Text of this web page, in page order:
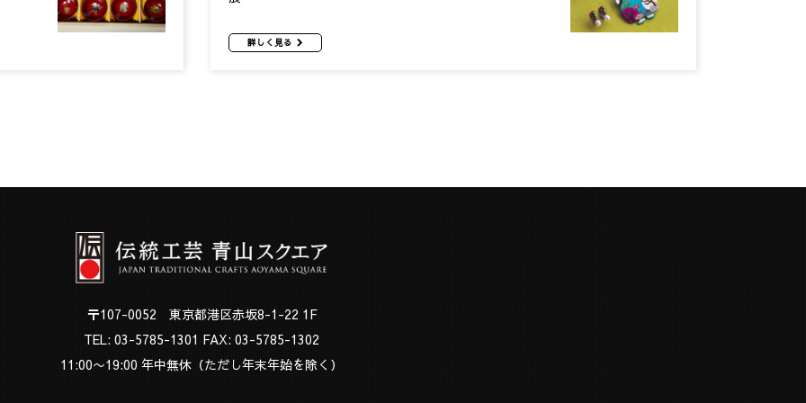
詳しく見る
〒107-0052 東京都港区赤坂8-1-22 1F
TEL: 03-5785-1301 FAX: 03-5785-1302
11:00〜19:00 年中無休（ただし年末年始を除く）